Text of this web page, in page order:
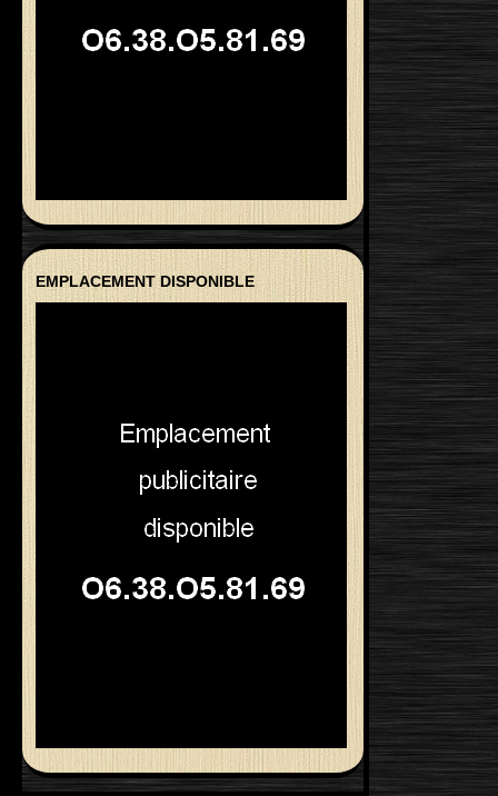
EMPLACEMENT DISPONIBLE